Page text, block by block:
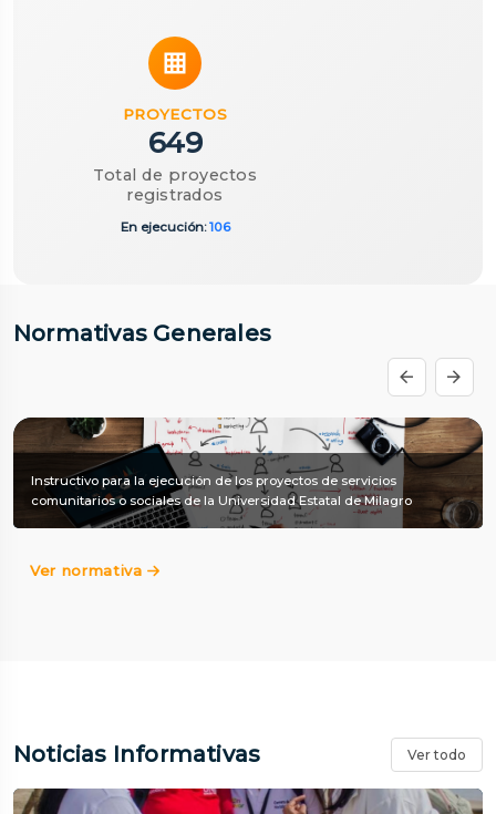
PROYECTOS
649
Total de proyectos
registrados
En ejecución:106
Normativas Generales
Instructivo para la ejecución de los proyectos de servicios
comunitarios o sociales de la Universidad Estatal de Milagro
Ver normativa
Noticias Informativas Ver todo